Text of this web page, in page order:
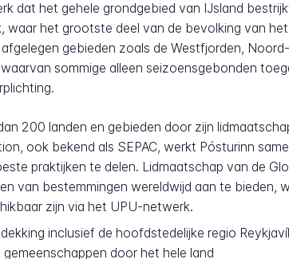
dat het gehele grondgebied van IJsland
het grootste deel van de bevolking van
gebieden zoals de Westfjorden,
sommige alleen seizoensgebonden
200 landen en gebieden door zijn
ook bekend als SEPAC, werkt Pósturinn
praktijken te delen. Lidmaatschap van de
van bestemmingen wereldwijd aan te bieden,
zijn via het UPU-netwerk.
inclusief de hoofdstedelijke regio
door het hele land